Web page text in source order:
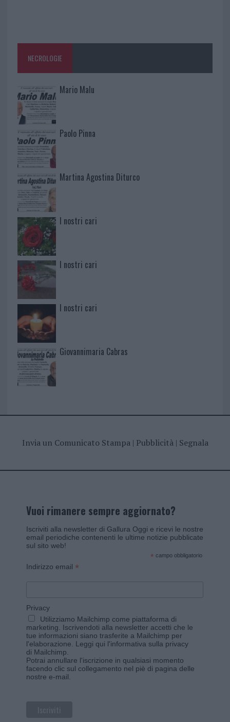
NECROLOGIE
Mario Malu
Paolo Pinna
Martina Agostina Diturco
I nostri cari
I nostri cari
I nostri cari
Giovannimaria Cabras
Invia un Comunicato Stampa| Pubblicità| Segnala
Vuoi rimanere sempre aggiornato?
Iscriviti alla newsletter di Gallura Oggi e ricevi le nostre
email periodiche contenenti le ultime notizie pubblicate
sul sito web!
* campo obbligatorio
Indirizzo email *
Privacy
Utilizziamo Mailchimp come piattaforma di
marketing. Iscrivendoti alla newsletter accetti che le
tue informazioni siano trasferite a Mailchimp per
l'elaborazione. Leggi qui l'informativa sulla privacy
di Mailchimp
Potrai annullare l'iscrizione in qualsiasi momento
facendo clic sul collegamento nel piè di pagina delle
nostre e-mail.